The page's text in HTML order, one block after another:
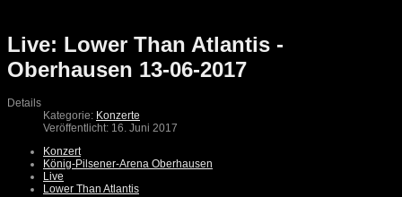
Live: Lower Than Atlantis -
Oberhausen 13-06-2017
Details
Kategorie: Konzerte
Veröffentlicht: 16. Juni 2017
Konzert
König-Pilsener-Arena Oberhausen
Live
Lower Than Atlantis